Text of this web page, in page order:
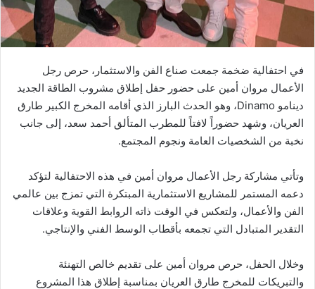
في احتفالية ضخمة جمعت صناع الفن والاستثمار، حرص رجل
الأعمال مروان أمين على حضور حفل إطلاق مشروب الطاقة الجديد
دينامو Dinamo، وهو الحدث البارز الذي أقامه المخرج الكبير طارق
العريان، وشهد حضوراً لافتاً للمطرب المتألق أحمد سعد، إلى جانب
نخبة من الشخصيات العامة ونجوم المجتمع.
وتأتي مشاركة رجل الأعمال مروان أمين في هذه الاحتفالية لتؤكد
دعمه المستمر للمشاريع الاستثمارية المبتكرة التي تمزج بين عالمي
الفن والأعمال، ولتعكس في الوقت ذاته الروابط القوية وعلاقات
التقدير المتبادل التي تجمعه بأقطاب الوسط الفني والإنتاجي.
وخلال الحفل، حرص مروان أمين على تقديم خالص التهنئة
والتبريكات للمخرج طارق العريان بمناسبة إطلاق هذا المشروع